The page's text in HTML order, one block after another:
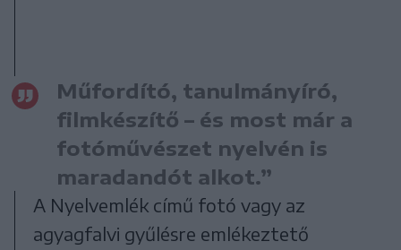
Műfordító, tanulmányíró,
filmkészítő – és most már a
fotóművészet nyelvén is
maradandót alkot.”
A Nyelvemlék című fotó vagy az
agyagfalvi gyűlésre emlékeztető